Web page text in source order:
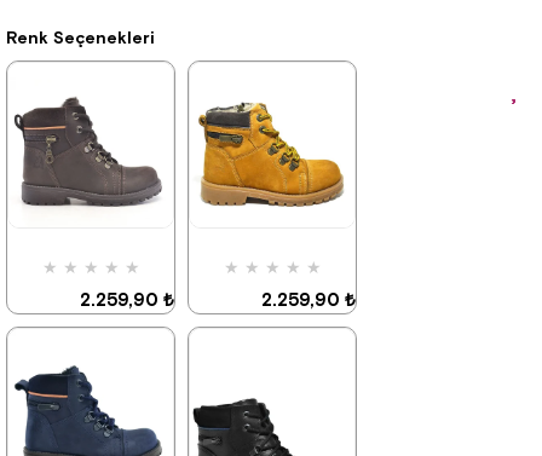
Renk Seçenekleri
★ ★ ★ ★ ★
2.259,90 ₺
3.879,90 ₺
%42İndirim
Kargo
Tükeniyor
★ ★ ★ ★ ★
2.259,90 ₺
3.879,90 ₺
%42İndirim
Tükeniyor